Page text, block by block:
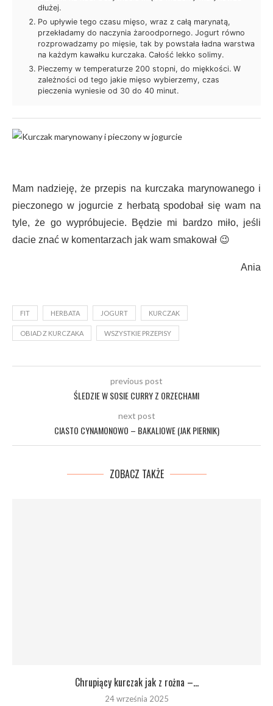
dłużej.
Po upływie tego czasu mięso, wraz z całą marynatą,
przekładamy do naczynia żaroodpornego. Jogurt równo
rozprowadzamy po mięsie, tak by powstała ładna warstwa
na każdym kawałku kurczaka. Całość lekko solimy.
Pieczemy w temperaturze 200 stopni, do miękkości. W
zależności od tego jakie mięso wybierzemy, czas
pieczenia wyniesie od 30 do 40 minut.
Mam nadzieję, że przepis na kurczaka marynowanego i
pieczonego w jogurcie z herbatą spodobał się wam na
tyle, że go wypróbujecie. Będzie mi bardzo miło, jeśli
dacie znać w komentarzach jak wam smakował 😉
Ania
FIT HERBATA JOGURT KURCZAK
OBIAD Z KURCZAKA WSZYSTKIE PRZEPISY
previous post
ŚLEDZIE W SOSIE CURRY Z ORZECHAMI
next post
CIASTO CYNAMONOWO – BAKALIOWE (JAK PIERNIK)
ZOBACZ TAKŻE
Chrupiący kurczak jak z rożna –...
24 września 2025